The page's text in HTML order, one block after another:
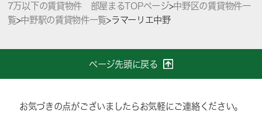
7万以下の賃貸物件 部屋まるTOPページ>中野区の賃貸物件一
覧>中野駅の賃貸物件一覧>ラマーリエ中野
ページ先頭に戻る
お気づきの点がございましたらお気軽にご連絡ください。